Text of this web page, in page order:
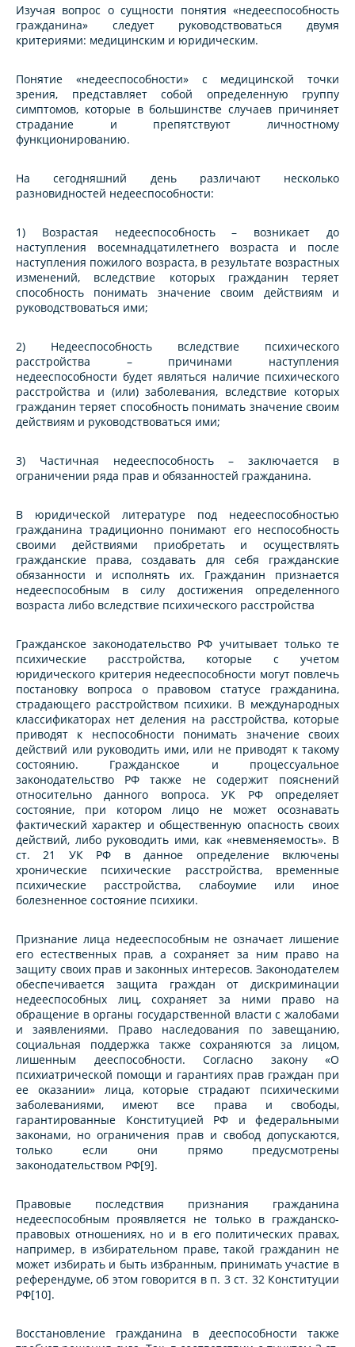
Изучая вопрос о сущности понятия «недееспособность
гражданина» следует руководствоваться двумя
критериями: медицинским и юридическим.
Понятие «недееспособности» с медицинской точки
зрения, представляет собой определенную группу
симптомов, которые в большинстве случаев причиняет
страдание и препятствуют личностному
функционированию.
На сегодняшний день различают несколько
разновидностей недееспособности:
1) Возрастая недееспособность – возникает до
наступления восемнадцатилетнего возраста и после
наступления пожилого возраста, в результате возрастных
изменений, вследствие которых гражданин теряет
способность понимать значение своим действиям и
руководствоваться ими;
2) Недееспособность вследствие психического
расстройства – причинами наступления
недееспособности будет являться наличие психического
расстройства и (или) заболевания, вследствие которых
гражданин теряет способность понимать значение своим
действиям и руководствоваться ими;
3) Частичная недееспособность – заключается в
ограничении ряда прав и обязанностей гражданина.
В юридической литературе под недееспособностью
гражданина традиционно понимают его неспособность
своими действиями приобретать и осуществлять
гражданские права, создавать для себя гражданские
обязанности и исполнять их. Гражданин признается
недееспособным в силу достижения определенного
возраста либо вследствие психического расстройства
Гражданское законодательство РФ учитывает только те
психические расстройства, которые с учетом
юридического критерия недееспособности могут повлечь
постановку вопроса о правовом статусе гражданина,
страдающего расстройством психики. В международных
классификаторах нет деления на расстройства, которые
приводят к неспособности понимать значение своих
действий или руководить ими, или не приводят к такому
состоянию. Гражданское и процессуальное
законодательство РФ также не содержит пояснений
относительно данного вопроса. УК РФ определяет
состояние, при котором лицо не может осознавать
фактический характер и общественную опасность своих
действий, либо руководить ими, как «невменяемость». В
ст. 21 УК РФ в данное определение включены
хронические психические расстройства, временные
психические расстройства, слабоумие или иное
болезненное состояние психики.
Признание лица недееспособным не означает лишение
его естественных прав, а сохраняет за ним право на
защиту своих прав и законных интересов. Законодателем
обеспечивается защита граждан от дискриминации
недееспособных лиц, сохраняет за ними право на
обращение в органы государственной власти с жалобами
и заявлениями. Право наследования по завещанию,
социальная поддержка также сохраняются за лицом,
лишенным дееспособности. Согласно закону «О
психиатрической помощи и гарантиях прав граждан при
ее оказании» лица, которые страдают психическими
заболеваниями, имеют все права и свободы,
гарантированные Конституцией РФ и федеральными
законами, но ограничения прав и свобод допускаются,
только если они прямо предусмотрены
законодательством РФ[9].
Правовые последствия признания гражданина
недееспособным проявляется не только в гражданско-
правовых отношениях, но и в его политических правах,
например, в избирательном праве, такой гражданин не
может избирать и быть избранным, принимать участие в
референдуме, об этом говорится в п. 3 ст. 32 Конституции
РФ[10].
Восстановление гражданина в дееспособности также